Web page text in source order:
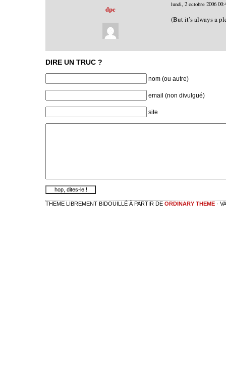
dpc lundi, 2 octobre 2006
(But it’s always a
DIRE UN TRUC ?
nom (ou autre)
email (non divulgué)
site
THEME LIBREMENT BIDOUILLÉ À PARTIR DE ORDINARY THEME ·